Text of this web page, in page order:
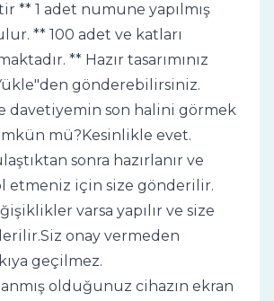
** 1 adet numune yapılmış
** 100 adet ve katları
** Hazır tasarımınız
gönderebilirsiniz.
davetiyemin son halini görmek
mü?Kesinlikle evet.
sonra hazırlanır ve
etmeniz için size gönderilir.
varsa yapılır ve size
onay vermeden
geçilmez.
olduğunuz cihazın ekran